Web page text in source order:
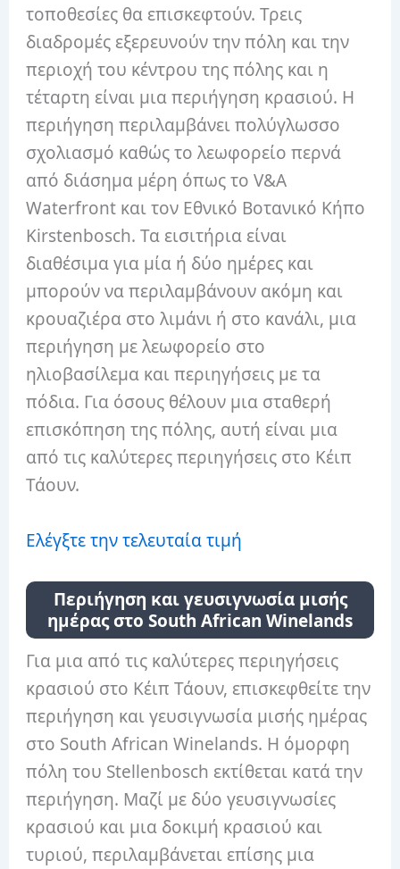
τοποθεσίες θα επισκεφτούν. Τρεις
διαδρομές εξερευνούν την πόλη και την
περιοχή του κέντρου της πόλης και η
τέταρτη είναι μια περιήγηση κρασιού. Η
περιήγηση περιλαμβάνει πολύγλωσσο
σχολιασμό καθώς το λεωφορείο περνά
από διάσημα μέρη όπως το V&A
Waterfront και τον Εθνικό Βοτανικό Κήπο
Kirstenbosch. Τα εισιτήρια είναι
διαθέσιμα για μία ή δύο ημέρες και
μπορούν να περιλαμβάνουν ακόμη και
κρουαζιέρα στο λιμάνι ή στο κανάλι, μια
περιήγηση με λεωφορείο στο
ηλιοβασίλεμα και περιηγήσεις με τα
πόδια. Για όσους θέλουν μια σταθερή
επισκόπηση της πόλης, αυτή είναι μια
από τις καλύτερες περιηγήσεις στο Κέιπ
Τάουν.
Ελέγξτε την τελευταία τιμή
Περιήγηση και γευσιγνωσία μισής
ημέρας στο South African Winelands
Για μια από τις καλύτερες περιηγήσεις
κρασιού στο Κέιπ Τάουν, επισκεφθείτε την
περιήγηση και γευσιγνωσία μισής ημέρας
στο South African Winelands. Η όμορφη
πόλη του Stellenbosch εκτίθεται κατά την
περιήγηση. Μαζί με δύο γευσιγνωσίες
κρασιού και μια δοκιμή κρασιού και
τυριού, περιλαμβάνεται επίσης μια